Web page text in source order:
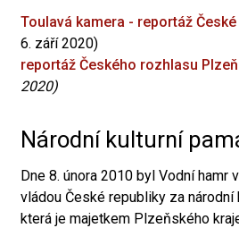
Toulavá kamera - reportáž
6. září 2020)
reportáž Českého rozhlasu Plzeň
2020)
Národní kulturní
Dne 8. února 2010 byl Vodní hamr
vládou České republiky za národní
která je majetkem Plzeňského